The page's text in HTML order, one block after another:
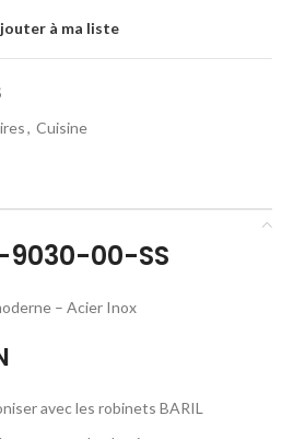
à ma liste
, Cuisine
9030-00-SS
– Acier Inox
avec les robinets BARIL